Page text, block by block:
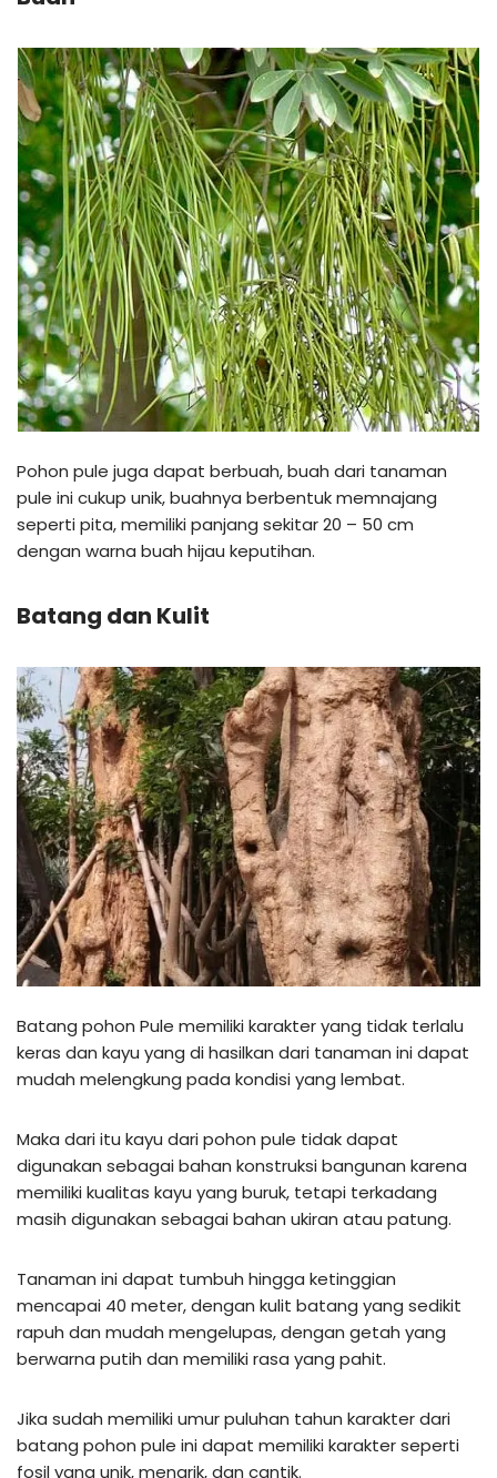
Pohon pule juga dapat berbuah, buah dari tanaman
pule ini cukup unik, buahnya berbentuk memnajang
seperti pita, memiliki panjang sekitar 20 – 50 cm
dengan warna buah hijau keputihan.
Batang dan Kulit
Batang pohon Pule memiliki karakter yang tidak terlalu
keras dan kayu yang di hasilkan dari tanaman ini dapat
mudah melengkung pada kondisi yang lembat.
Maka dari itu kayu dari pohon pule tidak dapat
digunakan sebagai bahan konstruksi bangunan karena
memiliki kualitas kayu yang buruk, tetapi terkadang
masih digunakan sebagai bahan ukiran atau patung.
Tanaman ini dapat tumbuh hingga ketinggian
mencapai 40 meter, dengan kulit batang yang sedikit
rapuh dan mudah mengelupas, dengan getah yang
berwarna putih dan memiliki rasa yang pahit.
Jika sudah memiliki umur puluhan tahun karakter dari
batang pohon pule ini dapat memiliki karakter seperti
fosil yang unik, menarik, dan cantik.